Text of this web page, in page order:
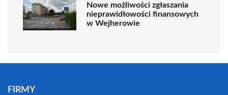
Nowe możliwości zgłaszania
nieprawidłowości finansowych
w Wejherowie
FIRMY